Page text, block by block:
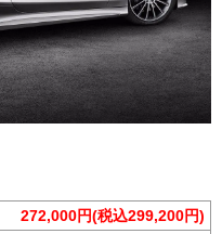
272,000円(税込299,200円)